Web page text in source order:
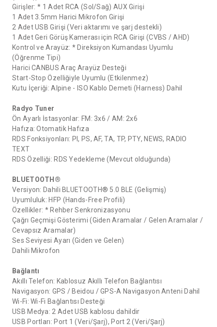
Girişler: * 1 Adet RCA (Sol/Sağ) AUX Girişi
1 Adet 3.5mm Harici Mikrofon Girişi
2 Adet USB Girişi (Veri aktarımı ve şarj destekli)
1 Adet Geri Görüş Kamerası için RCA Girişi (CVBS / AHD)
Kontrol ve Arayüz: * Direksiyon Kumandası Uyumlu
(Öğrenme Tipi)
Harici CANBUS Araç Arayüz Desteği
Start-Stop Özelliğiyle Uyumlu (Etkilenmez)
Kutu İçeriği: Alpine - ISO Kablo Demeti (Harness) Dahil
Radyo Tuner
Ön Ayarlı İstasyonlar: FM: 3x6 / AM: 2x6
Hafıza: Otomatik Hafıza
RDS Fonksiyonları: PI, PS, AF, TA, TP, PTY, NEWS, RADIO
TEXT
RDS Özelliği: RDS Yedekleme (Mevcut olduğunda)
BLUETOOTH®
Versiyon: Dahili BLUETOOTH® 5.0 BLE (Gelişmiş)
Uyumluluk: HFP (Hands-Free Profili)
Özellikler: * Rehber Senkronizasyonu
Çağrı Geçmişi Gösterimi (Giden Aramalar / Gelen Aramalar /
Cevapsız Aramalar)
Ses Seviyesi Ayarı (Giden ve Gelen)
Dahili Mikrofon
Bağlantı
Akıllı Telefon: Kablosuz Akıllı Telefon Bağlantısı
Navigasyon: GPS / Beidou / GPS-A Navigasyon Anteni Dahil
Wi-Fi: Wi-Fi Bağlantısı Desteği
USB Medya: 2 Adet USB kablosu dahildir
USB Portları: Port 1 (Veri/Şarj), Port 2 (Veri/Şarj)